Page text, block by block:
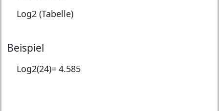
Log2 (Tabelle)
Beispiel
Log2(24)= 4.585